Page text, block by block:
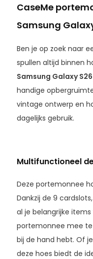
CaseMe
Samsung
Ben je op zoek naar
spullen altijd binnen
Samsung Galaxy S26
handige
vintage ontwerp en
dagelijks gebruik.
Multifunctioneel
Deze portemonnee
Dankzij de 9
al je belangrijke
portemonnee mee
bij de hand hebt. Of
deze hoes biedt de